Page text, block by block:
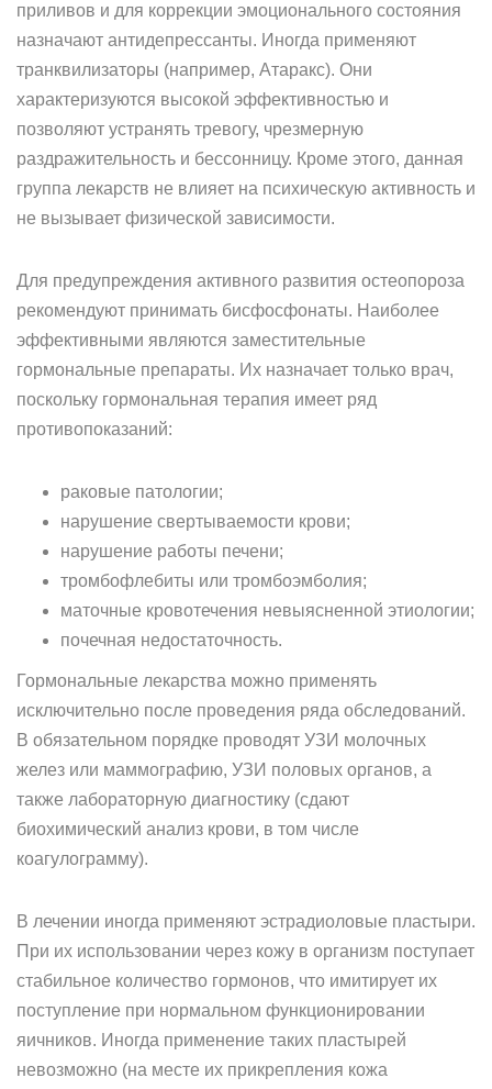
приливов и для коррекции эмоционального состояния
назначают антидепрессанты. Иногда применяют
транквилизаторы (например, Атаракс). Они
характеризуются высокой эффективностью и
позволяют устранять тревогу, чрезмерную
раздражительность и бессонницу. Кроме этого, данная
группа лекарств не влияет на психическую активность и
не вызывает физической зависимости.
Для предупреждения активного развития остеопороза
рекомендуют принимать бисфосфонаты. Наиболее
эффективными являются заместительные
гормональные препараты. Их назначает только врач,
поскольку гормональная терапия имеет ряд
противопоказаний:
раковые патологии;
нарушение свертываемости крови;
нарушение работы печени;
тромбофлебиты или тромбоэмболия;
маточные кровотечения невыясненной этиологии;
почечная недостаточность.
Гормональные лекарства можно применять
исключительно после проведения ряда обследований.
В обязательном порядке проводят УЗИ молочных
желез или маммографию, УЗИ половых органов, а
также лабораторную диагностику (сдают
биохимический анализ крови, в том числе
коагулограмму).
В лечении иногда применяют эстрадиоловые пластыри.
При их использовании через кожу в организм поступает
стабильное количество гормонов, что имитирует их
поступление при нормальном функционировании
яичников. Иногда применение таких пластырей
невозможно (на месте их прикрепления кожа